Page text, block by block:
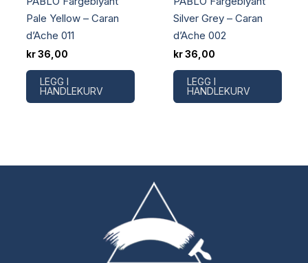
Pale Yellow – Caran
d’Ache 011
kr36,00
LEGG I
HANDLEKURV
Silver Grey – Caran
d’Ache 002
kr36,00
LEGG I
HANDLEKURV